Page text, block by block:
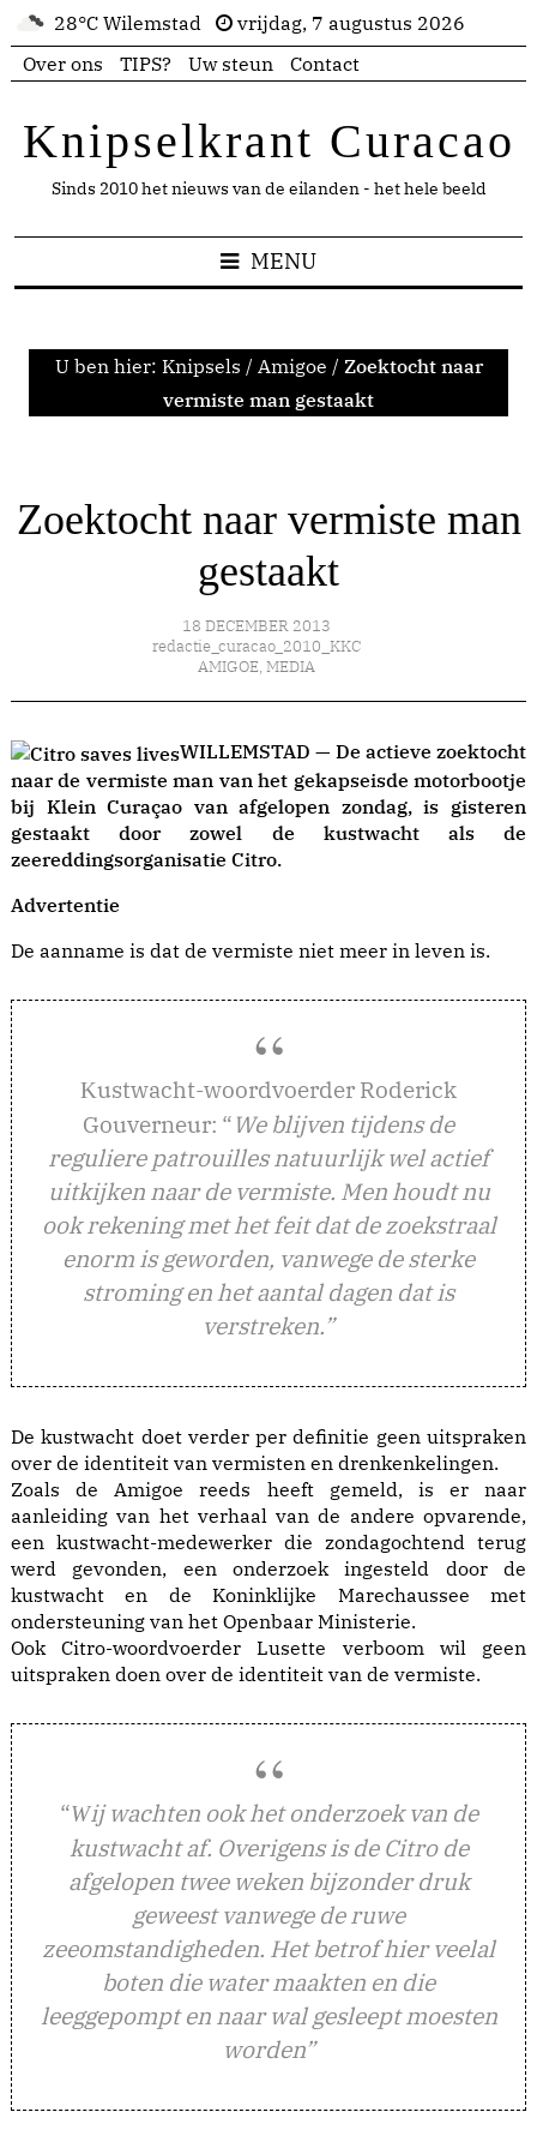
28°C Wilemstad
vrijdag, 7 augustus 2026
Over ons
TIPS? Uw steun Contact
Knipselkrant Curacao
Sinds 2010 het nieuws van de eilanden - het hele beeld
MENU
U ben hier: Knipsels / Amigoe / Zoektocht naar
vermiste man gestaakt
Zoektocht naar vermiste man
gestaakt
18 DECEMBER 2013
redactie_curacao_2010_KKC
AMIGOE, MEDIA
WILLEMSTAD — De actieve zoektocht
naar de vermiste man van het gekapseisde motorbootje
bij Klein Curaçao van afgelopen zondag, is gisteren
gestaakt door zowel de kustwacht als de
zeereddingsorganisatie Citro.
Advertentie
De aanname is dat de vermiste niet meer in leven is.
Kustwacht-woordvoerder Roderick
Gouverneur: “ We blijven tijdens de
reguliere patrouilles natuurlijk wel actief
uitkijken naar de vermiste. Men houdt nu
ook rekening met het feit dat de zoekstraal
enorm is geworden, vanwege de sterke
stroming en het aantal dagen dat is
verstreken.”
De kustwacht doet verder per definitie geen uitspraken
over de identiteit van vermisten en drenkenkelingen.
Zoals de Amigoe reeds heeft gemeld, is er naar
aanleiding van het verhaal van de andere opvarende,
een kustwacht-medewerker die zondagochtend terug
werd gevonden, een onderzoek ingesteld door de
kustwacht en de Koninklijke Marechaussee met
ondersteuning van het Openbaar Ministerie.
Ook Citro-woordvoerder Lusette verboom wil geen
uitspraken doen over de identiteit van de vermiste.
“Wij wachten ook het onderzoek van de
kustwacht af. Overigens is de Citro de
afgelopen twee weken bijzonder druk
geweest vanwege de ruwe
zeeomstandigheden. Het betrof hier veelal
boten die water maakten en die
leeggepompt en naar wal gesleept moesten
worden”